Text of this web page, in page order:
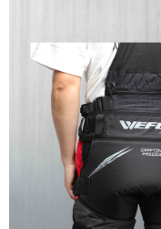
2.透過簡訊連結打開帳單後
帳／街口支付／iPASS
【注意事項】
1.本服務係由「台灣大哥大
用戶於交易時，得透過本服
買賣價金債權讓與本公司
2.基於同意付款使用「大哥
資料（包含姓名、電話或地
由本公司與您本人進行分
3.完整用戶服務條款，請詳
結帳頁面，進行簡訊認證並
２．訂單成立數日內，您將
３．收到繳費通知簡訊後14
ATM／網路銀行／等多元
※ 請注意：結帳手續完成當
購買商品的店家。未經商家
後付繳納相關費用。
※ 交易是否成功請以「
是否繳費成功／繳費後需
客戶支援中心」
https://
每筆NT$100，滿
離島一般宅配
每筆NT$200，滿
貨到付款（門市自取請
每筆NT$200，滿
國家/地區配送(**下單前
計)，訂單才得以成立**)